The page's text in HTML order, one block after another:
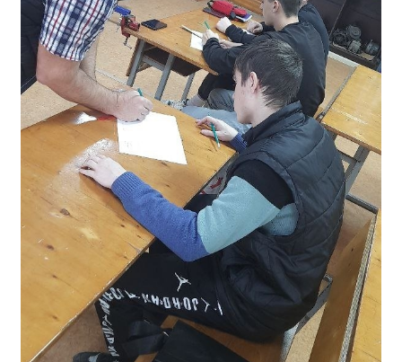
Расписание занятий
Заочное отделение
Локальные акты
ВОСПИТАТЕЛЬНАЯ РАБОТА
Безопасность на железной дороге
ГТО
Дополнительное образование
Информационная безопасность
Информация для детей-сирот
Памятные даты военной истории
Пожарная безопасность
Программа воспитания
Противодействие терроризму